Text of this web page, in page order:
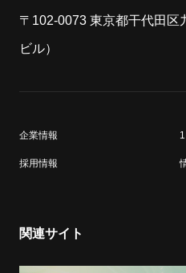
〒102-0073 東京都干代田区
ビル）
企業情報
採用情報
関連サイト